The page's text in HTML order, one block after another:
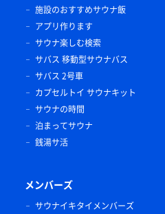
施設のおすすめサウナ飯
アプリ作ります
サウナ楽しむ検索
サバス 移動型サウナバス
サバス 2号車
カプセルトイ サウナキット
サウナの時間
泊まってサウナ
銭湯サ活
メンバーズ
サウナイキタイメンバーズ